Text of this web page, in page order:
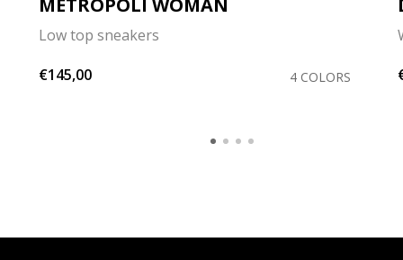
Low top sneakers
€145,00
4 COLORS